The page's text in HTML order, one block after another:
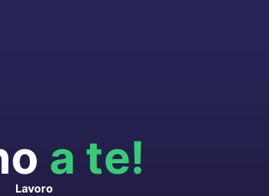
a te!
Lavoro